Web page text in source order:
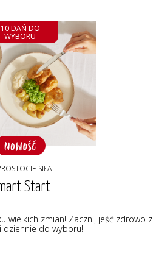
10 DAŃ DO
WYBORU
SIŁA
Start
wielkich zmian! Zacznij jeść zdrowo z
dziennie do wyboru!